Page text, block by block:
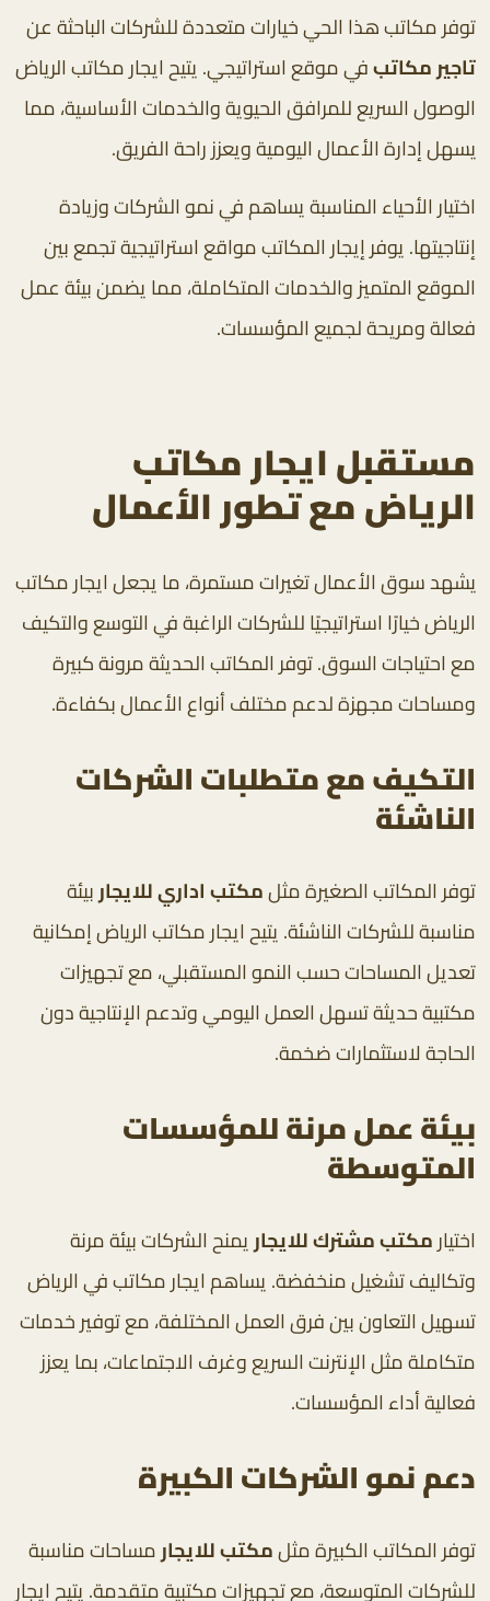
توفر مكاتب هذا الحي خيارات متعددة للشركات الباحثة عن
تاجير مكاتبفي موقع استراتيجي. يتيح ايجار مكاتب الرياض
الوصول السريع للمرافق الحيوية والخدمات الأساسية، مما
يسهل إدارة الأعمال اليومية ويعزز راحة الفريق.
اختيار الأحياء المناسبة يساهم في نمو الشركات وزيادة
إنتاجيتها. يوفر إيجار المكاتب مواقع استراتيجية تجمع بين
الموقع المتميز والخدمات المتكاملة، مما يضمن بيئة عمل
فعالة ومريحة لجميع المؤسسات.
مستقبل ايجار مكاتب
الرياض مع تطور الأعمال
يشهد سوق الأعمال تغيرات مستمرة، ما يجعل ايجار مكاتب
الرياض خيارًا استراتيجيًا للشركات الراغبة في التوسع والتكيف
مع احتياجات السوق. توفر المكاتب الحديثة مرونة كبيرة
ومساحات مجهزة لدعم مختلف أنواع الأعمال بكفاءة.
التكيف مع متطلبات الشركات
الناشئة
توفر المكاتب الصغيرة مثلمكتب اداري للايجاربيئة
مناسبة للشركات الناشئة. يتيح ايجار مكاتب الرياض إمكانية
تعديل المساحات حسب النمو المستقبلي، مع تجهيزات
مكتبية حديثة تسهل العمل اليومي وتدعم الإنتاجية دون
الحاجة لاستثمارات ضخمة.
بيئة عمل مرنة للمؤسسات
المتوسطة
اختيارمكتب مشترك للايجاريمنح الشركات بيئة مرنة
وتكاليف تشغيل منخفضة. يساهم ايجار مكاتب في الرياض
تسهيل التعاون بين فرق العمل المختلفة، مع توفير خدمات
متكاملة مثل الإنترنت السريع وغرف الاجتماعات، بما يعزز
فعالية أداء المؤسسات.
دعم نمو الشركات الكبيرة
توفر المكاتب الكبيرة مثلمكتب للايجارمساحات مناسبة
للشركات المتوسعة، مع تجهيزات مكتبية متقدمة. يتيح ايجار